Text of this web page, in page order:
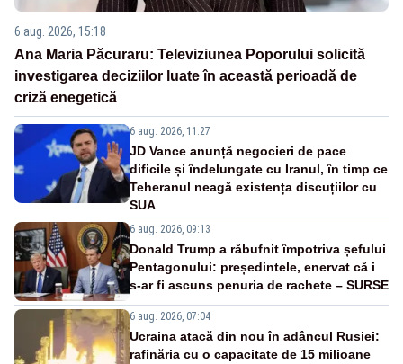
6 aug. 2026, 15:18
Ana Maria Păcuraru: Televiziunea Poporului solicită
investigarea deciziilor luate în această perioadă de
criză enegetică
6 aug. 2026, 11:27
JD Vance anunță negocieri de pace
dificile și îndelungate cu Iranul, în timp ce
Teheranul neagă existența discuțiilor cu
SUA
6 aug. 2026, 09:13
Donald Trump a răbufnit împotriva șefului
Pentagonului: președintele, enervat că i
s-ar fi ascuns penuria de rachete – SURSE
6 aug. 2026, 07:04
Ucraina atacă din nou în adâncul Rusiei:
rafinăria cu o capacitate de 15 milioane